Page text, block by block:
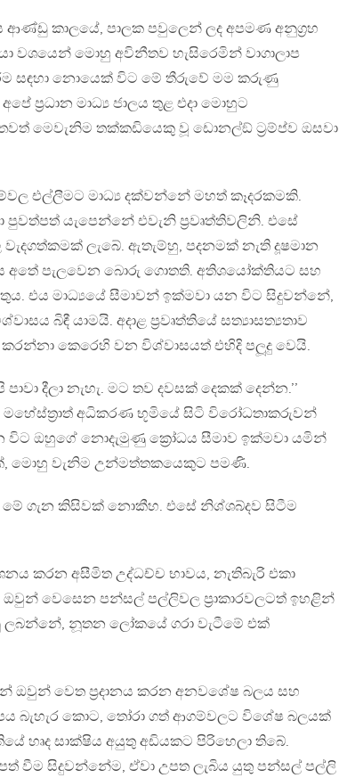
කාලයේ, පාලක පවුලෙන් ලද අපමණ අනුග‍්‍රහ
වශයෙන් මොහු අවිනීතව හැසිරෙමින් වාගාලාප
සඳහා නොයෙක් විට මේ තීරුවේ මම කරුණු
ප‍්‍රධාන මාධ්‍ය ජාලය තුළ එදා මොහුට
මෙවැනිම තක්කඩියෙකු වූ ඩොනල්ඞ් ට‍්‍රම්ප්ව ඔසවා
එල්ලීමට මාධ්‍ය දක්වන්නේ මහත් කෑදරකමකි.
යැපෙන්නේ එවැනි ප‍්‍රවෘත්තිවලිනි. එසේ
ලැබේ. ඇතැම්හු, පදනමක් නැති දූෂමාන
අතේ පැලවෙන බොරු ගොතති. අතිශයෝක්තියට සහ
එය මාධ්‍යයේ සීමාවන් ඉක්මවා යන විට සිදුවන්නේ,
බිඳී යාමයි. අදාළ ප‍්‍රවෘත්තියේ සත්‍යාසත්‍යතාව
කෙරෙහි වන විශ්වාසයත් එහිදි පලූදු වෙයි.
දීලා නැහැ. මට තව දවසක් දෙකක් දෙන්න.’’
මහේස්ත‍්‍රාත් අධිකරණ භූමියේ සිටි විරෝධතාකරුවන්
ඔහුගේ නොදැමුණු ක්‍රෝධය සීමාව ඉක්මවා යමින්
මොහු වැනිම උන්මත්තකයෙකුට පමණි.
මේ ගැන කිසිවක් නොකීහ. එසේ නිශ්ශබ්දව සිටීම
කරන අසීමිත උද්ධච්ච භාවය, නැතිබැරි එකා
වෙසෙන පන්සල් පල්ලිවල ප‍්‍රාකාරවලටත් ඉහළින්
නූතන ලෝකයේ ගරා වැටීමේ එක්
ඔවුන් වෙත ප‍්‍රදානය කරන අනවශේෂ බලය සහ
බැහැර කොට, තෝරා ගත් ආගම්වලට විශේෂ බලයක්
හෘද සාක්ෂිය අයුතු අඩියකට පිරිහෙලා තිබේ.
වීම සිදුවන්නේම, ඒවා උපත ලැබිය යුතු පන්සල් පල්ලි